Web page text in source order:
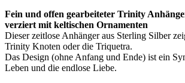
Fein und offen gearbeiteter Trinity
verziert mit keltischen Ornamenten
Dieser zeitlose Anhänger aus Sterling Silber
Trinity Knoten oder die Triquetra.
Das Design (ohne Anfang und Ende) ist ein
Leben und die endlose Liebe.